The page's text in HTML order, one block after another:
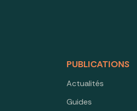
PUBLICATIONS
Actualités
Guides